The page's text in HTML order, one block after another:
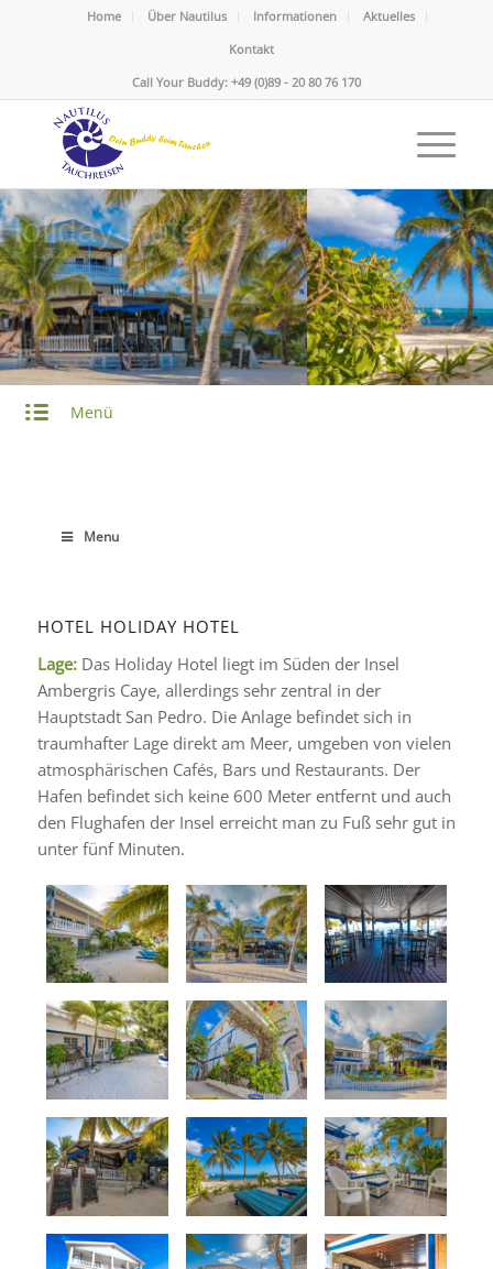
Home Über Nautilus Informationen
Aktuelles
Kontakt
Call Your Buddy: +49 (0)89 - 20 80 76 170
Holiday Hotel
Karibik - Belize - Ambergris Caye
Menü
Menu
HOTEL HOLIDAY HOTEL
Lage: Das Holiday Hotel liegt im Süden der Insel
Ambergris Caye, allerdings sehr zentral in der
Hauptstadt San Pedro. Die Anlage befindet sich in
traumhafter Lage direkt am Meer, umgeben von vielen
atmosphärischen Cafés, Bars und Restaurants. Der
Hafen befindet sich keine 600 Meter entfernt und auch
den Flughafen der Insel erreicht man zu Fuß sehr gut in
unter fünf Minuten.